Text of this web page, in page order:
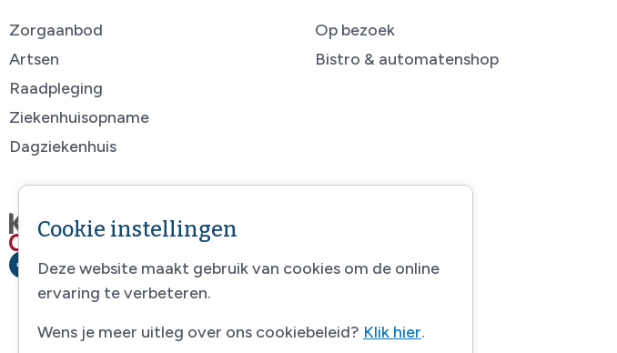
Zorgaanbod
Artsen
Raadpleging
Ziekenhuisopname
Dagziekenhuis
Op bezoek
Bistro & automatenshop
Cookie instellingen
Deze website maakt gebruik van cookies om de online
ervaring te verbeteren.
Wens je meer uitleg over ons cookiebeleid? Klik hier.